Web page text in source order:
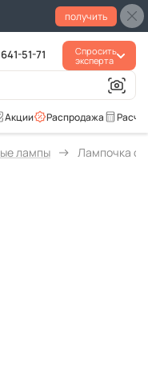
получить
51-71
Спросить
эксперта
Распродажа
Акции
лампы Лампочка